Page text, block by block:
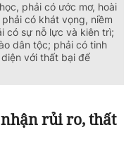
phải có ước mơ, hoài
có khát vọng, niềm
có sự nỗ lực và kiên trì;
dân tộc; phải có tinh
với thất bại để
nhận rủi ro, thất